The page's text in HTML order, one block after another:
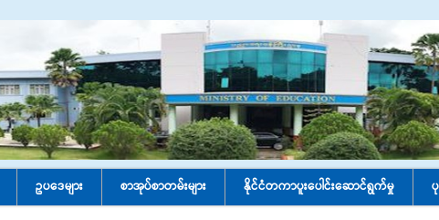
ဥပဒေများ စာအုပ်စာတမ်းများ နိုင်ငံတကာပူးပေါင်း‌ဆောင်ရွက်မှု